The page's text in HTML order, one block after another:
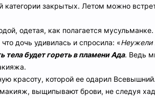
категории закрытых. Летом можно
одетая, как полагается
дочь удивилась и спросила: «Неужели
тела будет гореть в пламени Ада. Ведь
красоту, которой ее одарил
выщипывают брови, не следуя